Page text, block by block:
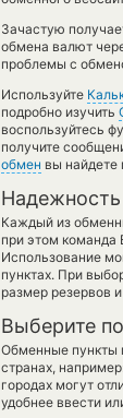
Зачастую
обмена валют
проблемы с
Используйте
подробно изучить
воспользуйтесь
получите
обмен вы найдете
Каждый из
при этом команда
Использование
пунктах. При
размер резервов
Выберите
Обменные пункты
странах,
городах могут
удобнее ввести